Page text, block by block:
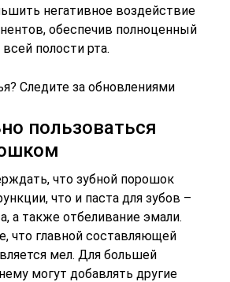
негативное воздействие
обеспечив полноценный
полости рта.
Следите за обновлениями
пользоваться
что зубной порошок
что и паста для зубов –
а также отбеливание эмали.
что главной составляющей
мел. Для большей
могут добавлять другие